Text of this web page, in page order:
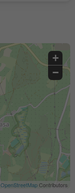
+
−
OpenStreetMapContributors